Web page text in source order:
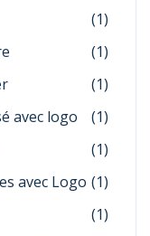
(1)
(1)
(1)
avec logo
(1)
(1)
avec Logo (1)
(1)